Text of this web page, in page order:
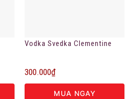
Vodka Svedka Clementine
300.000₫
MUA NGAY